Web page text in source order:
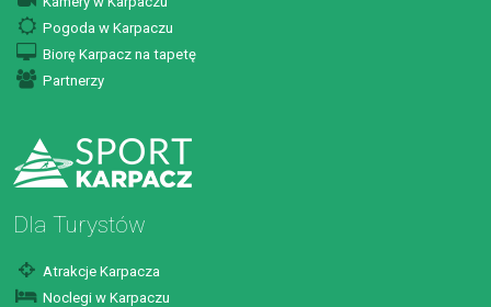
Pogoda w Karpaczu
Biorę Karpacz na tapetę
Partnerzy
Dla Turystów
Atrakcje Karpacza
Noclegi w Karpaczu